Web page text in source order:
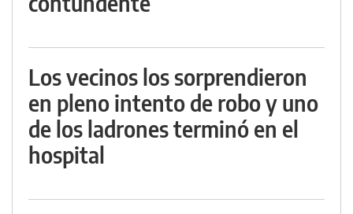
Los vecinos los sorprendieron
en pleno intento de robo y uno
de los ladrones terminó en el
hospital